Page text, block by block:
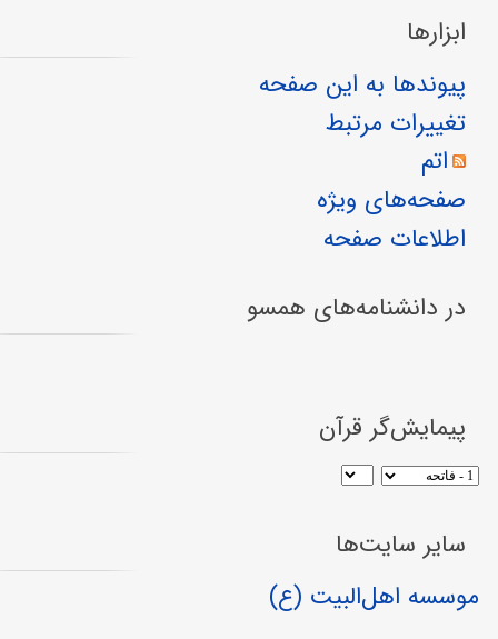
ابزارها
پیوندها به این صفحه
تغییرات مرتبط
اتم
صفحه‌های ویژه
اطلاعات صفحه
در دانشنامه‌های همسو
پیمایش‌گر قرآن
سایر سایت‌ها
موسسه اهل‌البیت (ع)